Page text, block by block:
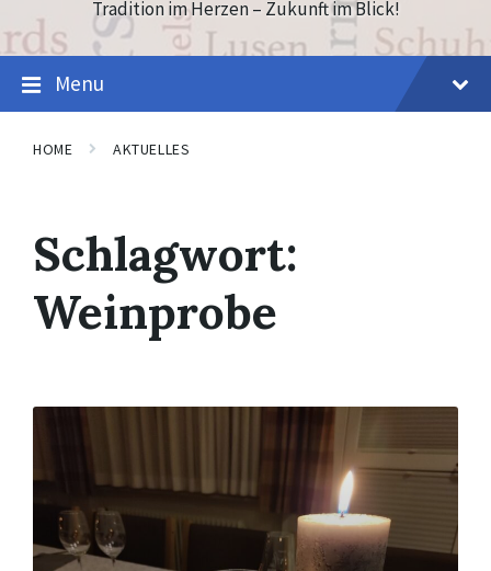
Tradition im Herzen – Zukunft im Blick!
Menu
HOME AKTUELLES
Schlagwort:
Weinprobe
Mehr